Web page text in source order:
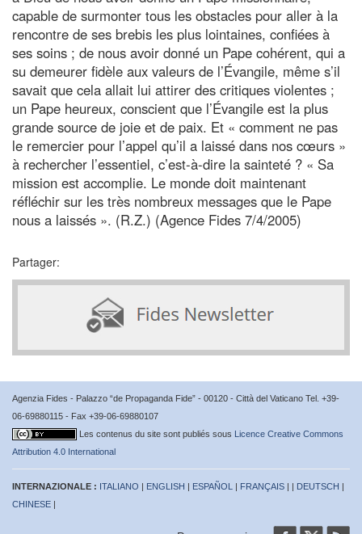
capable de surmonter tous les obstacles pour aller à la
rencontre de ses brebis les plus lointaines, confiées à
ses soins ; de nous avoir donné un Pape cohérent, qui a
su demeurer fidèle aux valeurs de l’Évangile, même s’il
savait que cela allait lui attirer des critiques violentes ;
un Pape heureux, conscient que l’Évangile est la plus
grande source de joie et de paix. Et « comment ne pas
le remercier pour l’appel qu’il a laissé dans nos cœurs »
à rechercher l’essentiel, c’est-à-dire la sainteté ? « Sa
mission est accomplie. Le monde doit maintenant
réfléchir sur les très nombreux messages que le Pape
nous a laissés ». (R.Z.) (Agence Fides 7/4/2005)
Partager:
Agenzia Fides - Palazzo “de Propaganda Fide” - 00120 - Città del Vaticano Tel. +39-
06-69880115 - Fax +39-06-69880107
Les contenus du site sont publiés sous Licence Creative Commons
Attribution 4.0 International
INTERNAZIONALE : ITALIANO | ENGLISH | ESPAÑOL | FRANÇAIS | | DEUTSCH |
CHINESE |